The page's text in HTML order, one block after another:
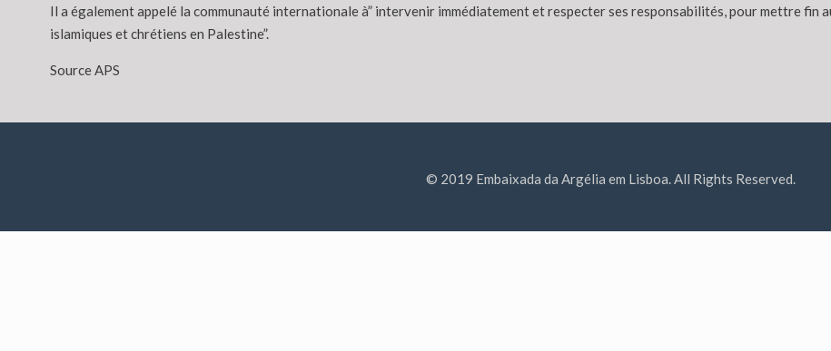
Il a également appelé la communauté internationale à” intervenir immédiatement et respecter ses responsabilités, pour mettre fin
islamiques et chrétiens en Palestine”.
Source APS
© 2019 Embaixada da Argélia em Lisboa. All Rights Reserved.